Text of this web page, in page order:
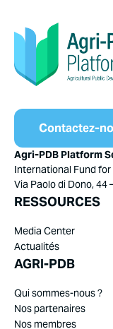
Contactez-
Agri-PDB Platform
International Fund
Via Paolo di Dono, 44
RESSOURCES
Media Center
Actualités
AGRI-PDB
Qui sommes-nous ?
Nos partenaires
Nos membres